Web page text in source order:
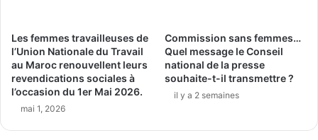
Les femmes travailleuses de
l’Union Nationale du Travail
au Maroc renouvellent leurs
revendications sociales à
l’occasion du 1er Mai 2026.
mai 1, 2026
Commission sans femmes…
Quel message le Conseil
national de la presse
souhaite-t-il transmettre ?
il y a 2 semaines